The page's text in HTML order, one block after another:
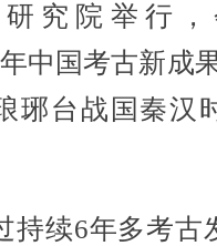
研究院举行
中国考古新成
琊台战国秦汉
续6年多考古